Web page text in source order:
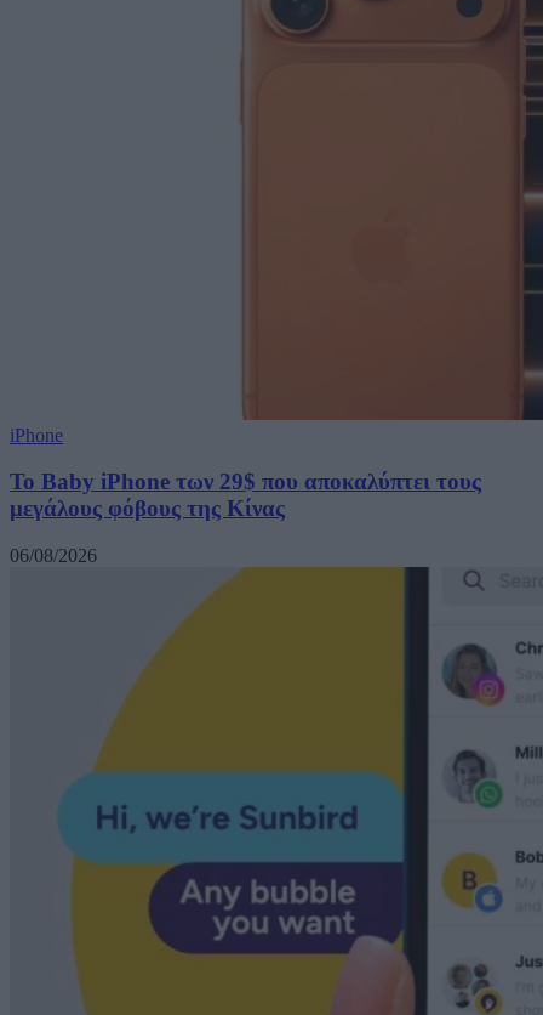
iPhone
Το Baby iPhone των 29$ που αποκαλύπτει τους
μεγάλους φόβους της Κίνας
06/08/2026